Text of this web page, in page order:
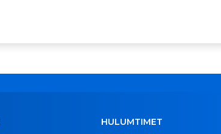
HULUMTIMET